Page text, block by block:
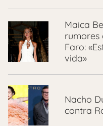
Maica
rumores
Faro:
vida»
Nacho
contra